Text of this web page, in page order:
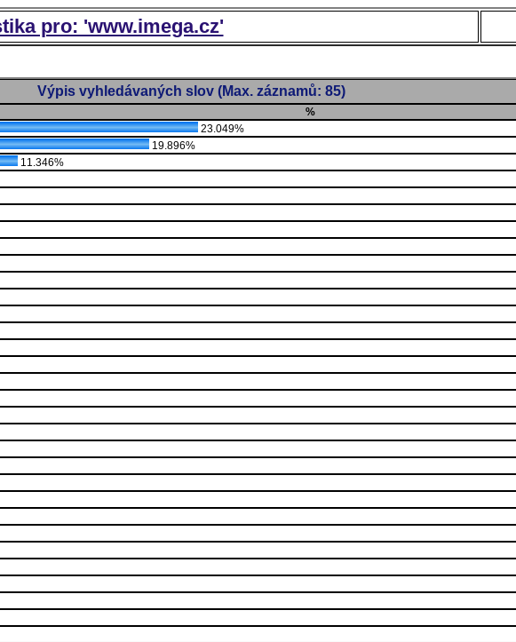
pro: 'www.imega.cz'
Výpis vyhledávaných slov (Max. záznamů: 85)
%
23.049%
19.896%
11.346%